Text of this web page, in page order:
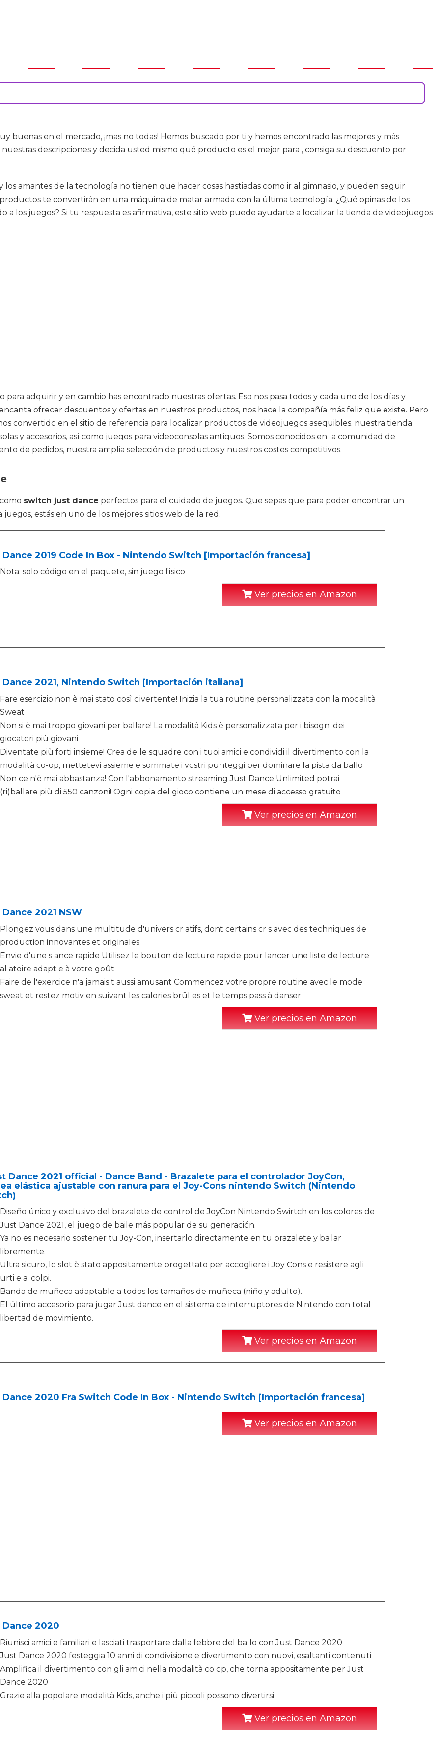
buenas en el mercado, ¡mas no todas! Hemos buscado por ti y hemos encontrado las mejores y más
descripciones y decida usted mismo qué producto es el mejor para , consiga su descuento por
amantes de la tecnología no tienen que hacer cosas hastiadas como ir al gimnasio, y pueden seguir
te convertirán en una máquina de matar armada con la última tecnología. ¿Qué opinas de los
a los juegos? Si tu respuesta es afirmativa, este sitio web puede ayudarte a localizar la tienda de videojuegos
adquirir y en cambio has encontrado nuestras ofertas. Eso nos pasa todos y cada uno de los días y
ofrecer descuentos y ofertas en nuestros productos, nos hace la compañía más feliz que existe. Pero
convertido en el sitio de referencia para localizar productos de videojuegos asequibles. nuestra tienda
y accesorios, así como juegos para videoconsolas antiguos. Somos conocidos en la comunidad de
de pedidos, nuestra amplia selección de productos y nuestros costes competitivos.
switch just dance perfectos para el cuidado de juegos. Que sepas que para poder encontrar un
estás en uno de los mejores sitios web de la red.
2019 Code In Box - Nintendo Switch [Importación francesa]
Nota: solo código en el paquete, sin juego físico
Ver precios en Amazon
Dance 2021, Nintendo Switch [Importación italiana]
Fare esercizio non è mai stato così divertente! Inizia la tua routine personalizzata con la modalità
Sweat
Non si è mai troppo giovani per ballare! La modalità Kids è personalizzata per i bisogni dei
giocatori più giovani
Diventate più forti insieme! Crea delle squadre con i tuoi amici e condividi il divertimento con la
modalità co-op; mettetevi assieme e sommate i vostri punteggi per dominare la pista da ballo
Non ce n'è mai abbastanza! Con l'abbonamento streaming Just Dance Unlimited potrai
(ri)ballare più di 550 canzoni! Ogni copia del gioco contiene un mese di accesso gratuito
Ver precios en Amazon
2021 NSW
Plongez vous dans une multitude d'univers cr atifs, dont certains cr s avec des techniques de
production innovantes et originales
Envie d'une s ance rapide Utilisez le bouton de lecture rapide pour lancer une liste de lecture
al atoire adapt e à votre goût
Faire de l'exercice n'a jamais t aussi amusant Commencez votre propre routine avec le mode
sweat et restez motiv en suivant les calories brûl es et le temps pass à danser
Ver precios en Amazon
Dance 2021 official - Dance Band - Brazalete para el controlador JoyCon,
elástica ajustable con ranura para el Joy-Cons nintendo Switch (Nintendo
Diseño único y exclusivo del brazalete de control de JoyCon Nintendo Swirtch en los colores de
Just Dance 2021, el juego de baile más popular de su generación.
Ya no es necesario sostener tu Joy-Con, insertarlo directamente en tu brazalete y bailar
libremente.
Ultra sicuro, lo slot è stato appositamente progettato per accogliere i Joy Cons e resistere agli
urti e ai colpi.
Banda de muñeca adaptable a todos los tamaños de muñeca (niño y adulto).
El último accesorio para jugar Just dance en el sistema de interruptores de Nintendo con total
libertad de movimiento.
Ver precios en Amazon
Dance 2020 Fra Switch Code In Box - Nintendo Switch [Importación francesa]
Ver precios en Amazon
Dance 2020
Riunisci amici e familiari e lasciati trasportare dalla febbre del ballo con Just Dance 2020
Just Dance 2020 festeggia 10 anni di condivisione e divertimento con nuovi, esaltanti contenuti
Amplifica il divertimento con gli amici nella modalità co op, che torna appositamente per Just
Dance 2020
Grazie alla popolare modalità Kids, anche i più piccoli possono divertirsi
Ver precios en Amazon